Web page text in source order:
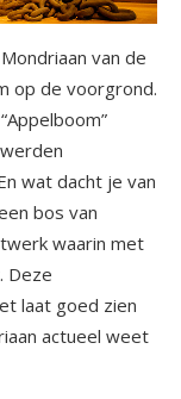
van de
op de voorgrond.
wat dacht je van
bos van
waarin met
Deze
laat goed zien
actueel weet